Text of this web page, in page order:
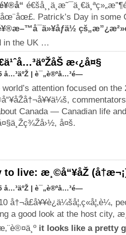
Patrick’s
Day
is
time
Green
Drinks
Patrick’s Day in some
in the UK …
æ‹¿å¤§
å…³äºŽ | è¯„è®ºå…³é—­
–
ç•Œåœ¨è¯
´ä»€ä¹ˆå…
attention focused on the
Canada— Canadian life
å¤š.
to live: æ¸©å“¥åŽ
å…³äºŽ | è¯„è®ºå…³é—­
best
city
live:
å†¬å­£å¥¥è¿ä¼šå¦‚ç«å¦‚è¼,
a good look at the host city,
it looks like a pretty